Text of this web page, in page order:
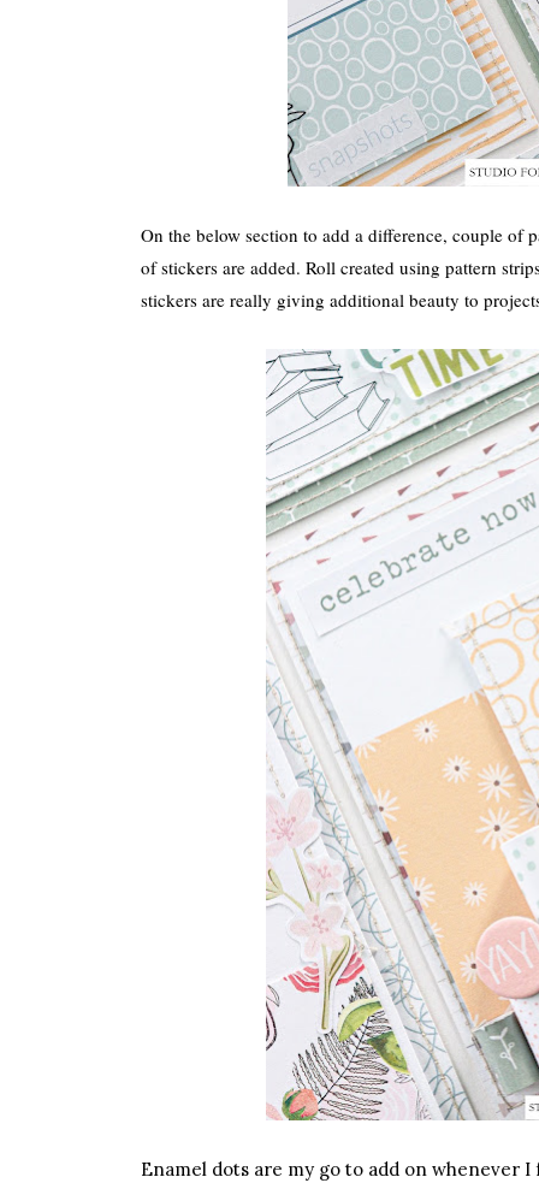
On the below section to add a difference, couple of
of stickers are added. Roll created using pattern
stickers are really giving additional beauty to
Enamel dots are my go to add on whenever